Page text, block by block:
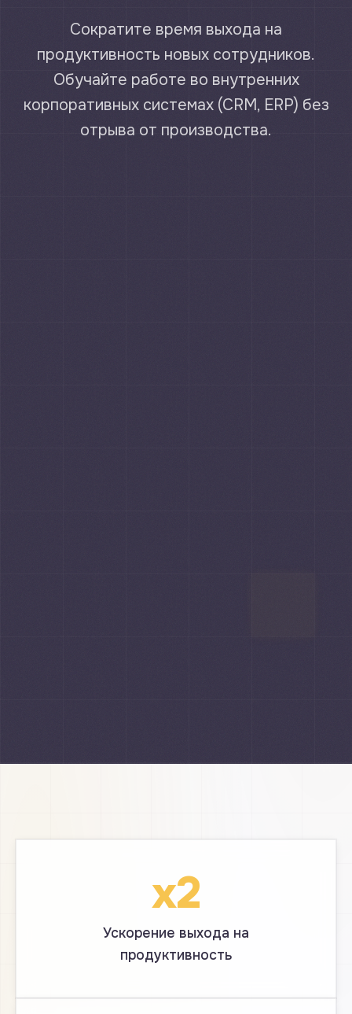
Сократите время выхода на
продуктивность новых сотрудников.
Обучайте работе во внутренних
корпоративных системах (CRM, ERP) без
отрыва от производства.
x2
Ускорение выхода на
продуктивность